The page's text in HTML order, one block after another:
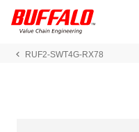
RUF2-SWT4G-RX78